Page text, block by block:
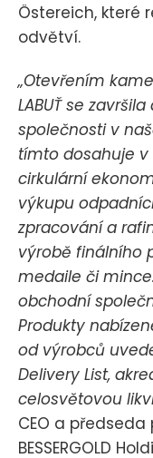
Östereich, které
odvětví.
„Otevřením
LABUŤ se
společnosti v
tímto dosahuje
cirkulární
výkupu
zpracování a
výrobě finálního
medaile či
obchodní
Produkty
od výrobců
Delivery List,
celosvětovou
CEO a
BESSERGOLD